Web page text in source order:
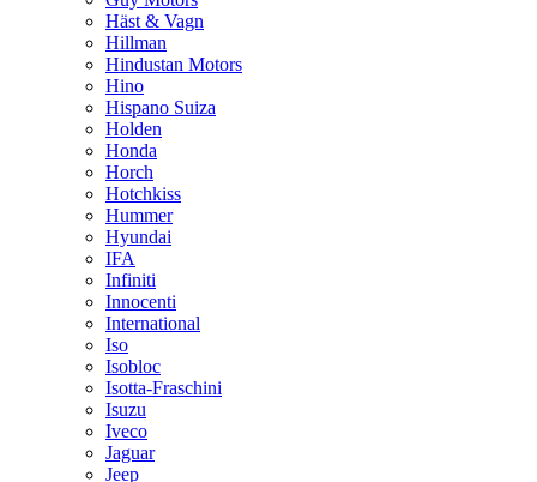
Häst & Vagn
Hillman
Hindustan Motors
Hino
Hispano Suiza
Holden
Honda
Horch
Hotchkiss
Hummer
Hyundai
IFA
Infiniti
Innocenti
International
Iso
Isobloc
Isotta-Fraschini
Isuzu
Iveco
Jaguar
Jeep